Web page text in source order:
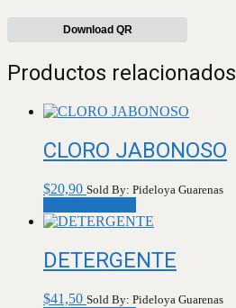
Download QR
Productos relacionados
CLORO JABONOSO
$20,90 Sold By: Pideloya Guarenas
DETERGENTE
$41,50 Sold By: Pideloya Guarenas